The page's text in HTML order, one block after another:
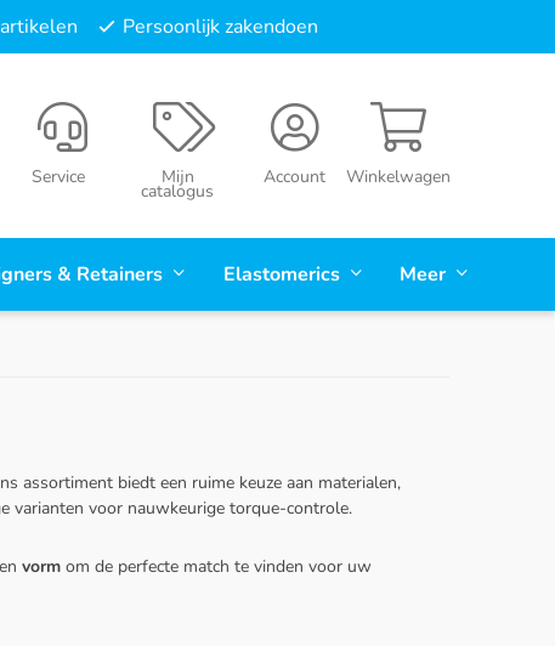
Persoonlijk zakendoen
Winkelwagen
Account
Mijn
catalogus
Service
& Retainers Elastomerics Meer
assortiment biedt een ruime keuze aan materialen,
varianten voor nauwkeurige torque-controle.
vorm om de perfecte match te vinden voor uw